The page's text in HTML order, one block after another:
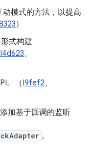
模式的方法，以提高
）
式构建
I4d623、
。（I9fef2、
添加基于回调的监听
。